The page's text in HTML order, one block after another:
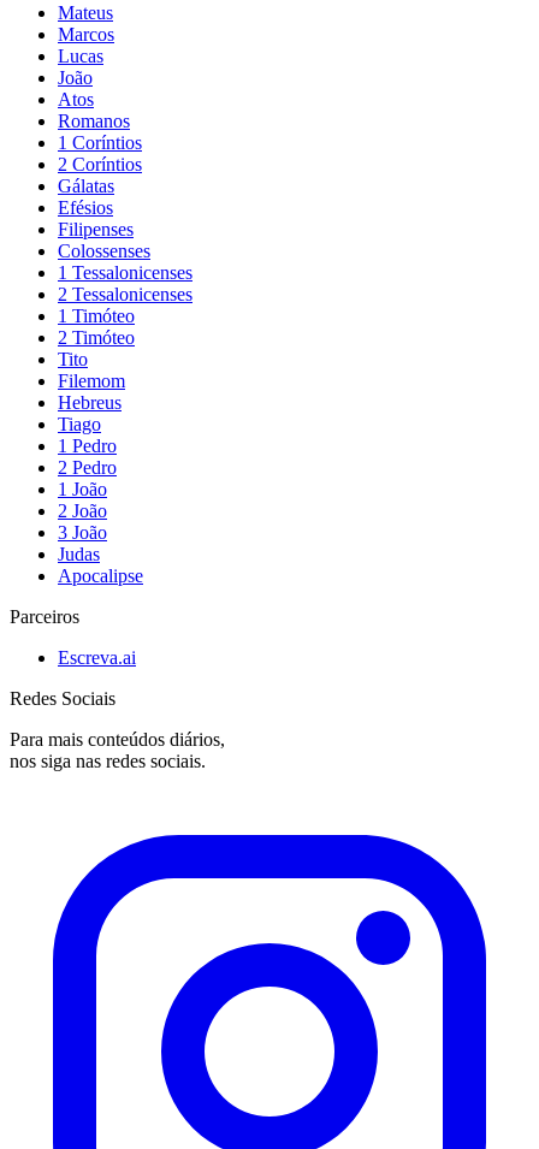
Mateus
Marcos
Lucas
João
Atos
Romanos
1 Coríntios
2 Coríntios
Gálatas
Efésios
Filipenses
Colossenses
1 Tessalonicenses
2 Tessalonicenses
1 Timóteo
2 Timóteo
Tito
Filemom
Hebreus
Tiago
1 Pedro
2 Pedro
1 João
2 João
3 João
Judas
Apocalipse
Parceiros
Escreva.ai
Redes Sociais
Para mais conteúdos diários,
nos siga nas redes sociais.